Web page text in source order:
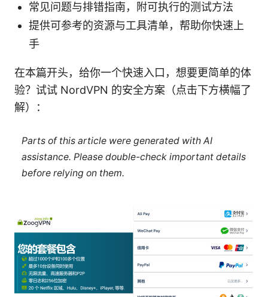
常见问题与排错指南，附可执行的测试方法
提供可参考的资源与工具清单，帮助你快速上
手
在本篇开头，给你一个快速入口，想要更简单的体
验？试试 NordVPN 的安全方案（点击下方横幅了
解）：
Parts of this article were generated with AI
assistance. Please double-check important details
before relying on them.